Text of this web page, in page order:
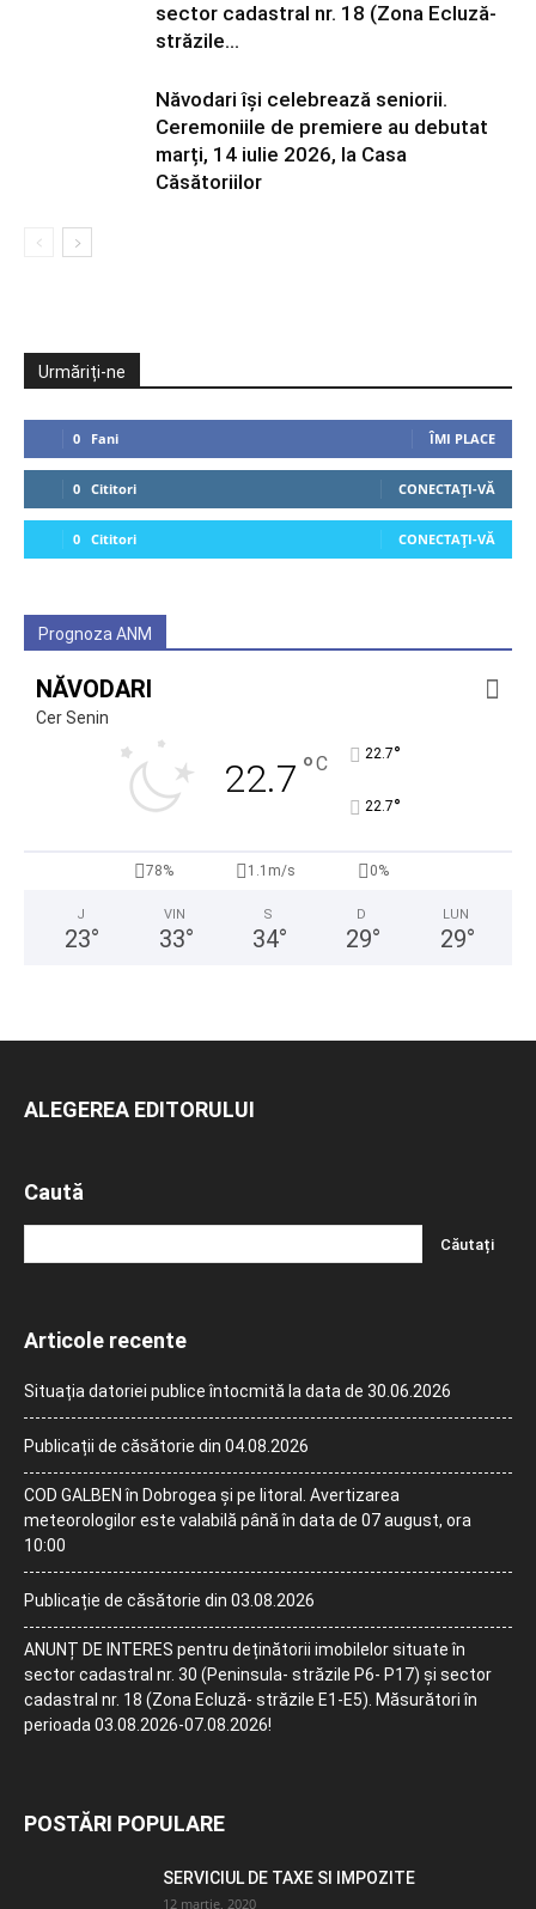
sector cadastral nr. 18 (Zona Ecluză-
străzile...
Năvodari își celebrează seniorii.
Ceremoniile de premiere au debutat
marți, 14 iulie 2026, la Casa
Căsătoriilor
Urmăriți-ne
0 Fani ÎMI PLACE
0 Cititori CONECTAȚI-VĂ
0 Cititori CONECTAȚI-VĂ
Prognoza ANM
NĂVODARI
Cer Senin
22.7 °C 22.7°
22.7°
78% 1.1m/s 0%
J
23°
VIN
33°
S
34°
D
29°
LUN
29°
ALEGEREA EDITORULUI
Caută
Articole recente
Situația datoriei publice întocmită la data de 30.06.2026
Publicații de căsătorie din 04.08.2026
COD GALBEN în Dobrogea și pe litoral. Avertizarea
meteorologilor este valabilă până în data de 07 august, ora
10:00
Publicație de căsătorie din 03.08.2026
ANUNȚ DE INTERES pentru deținătorii imobilelor situate în
sector cadastral nr. 30 (Peninsula- străzile P6- P17) și sector
cadastral nr. 18 (Zona Ecluză- străzile E1-E5). Măsurători în
perioada 03.08.2026-07.08.2026!
POSTĂRI POPULARE
SERVICIUL DE TAXE SI IMPOZITE
12 martie, 2020